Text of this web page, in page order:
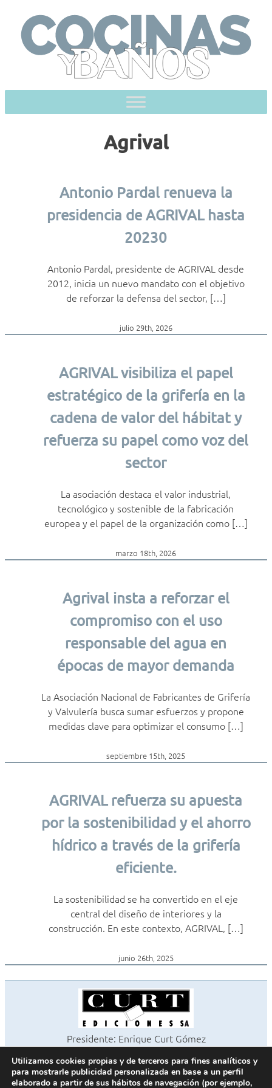
content
Agrival
Antonio Pardal renueva la
presidencia de AGRIVAL hasta
20230
Antonio Pardal, presidente de AGRIVAL desde
2012, inicia un nuevo mandato con el objetivo
de reforzar la defensa del sector, […]
julio 29th, 2026
AGRIVAL visibiliza el papel
estratégico de la grifería en la
cadena de valor del hábitat y
refuerza su papel como voz del
sector
La asociación destaca el valor industrial,
tecnológico y sostenible de la fabricación
europea y el papel de la organización como […]
marzo 18th, 2026
Agrival insta a reforzar el
compromiso con el uso
responsable del agua en
épocas de mayor demanda
La Asociación Nacional de Fabricantes de Grifería
y Valvulería busca sumar esfuerzos y propone
medidas clave para optimizar el consumo […]
septiembre 15th, 2025
AGRIVAL refuerza su apuesta
por la sostenibilidad y el ahorro
hídrico a través de la grifería
eficiente.
La sostenibilidad se ha convertido en el eje
central del diseño de interiores y la
construcción. En este contexto, AGRIVAL, […]
junio 26th, 2025
Presidente: Enrique Curt Gómez
©2026 Revista Cocinas y Baños
Todos los derechos reservados
Utilizamos cookies propias y de terceros para fines analíticos y
para mostrarle publicidad personalizada en base a un perfil
elaborado a partir de sus hábitos de navegación (por ejemplo,